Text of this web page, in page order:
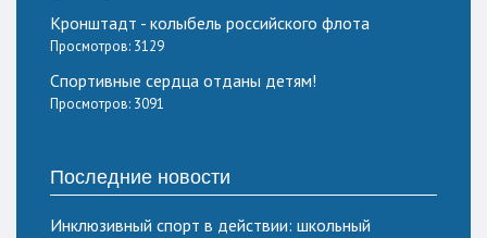
Кронштадт - колыбель российского флота
Просмотров: 3129
Спортивные сердца отданы детям!
Просмотров: 3091
Последние новости
Инклюзивный спорт в действии: школьный